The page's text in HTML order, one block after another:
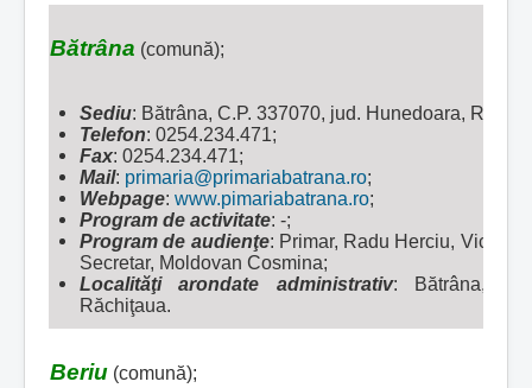
Bătrâna (comună);
Sediu: Bătrâna, C.P. 337070, jud. Hunedoara,
Telefon: 0254.234.471;
Fax: 0254.234.471;
Mail: primaria@primariabatrana.ro;
Webpage: www.pimariabatrana.ro;
Program de activitate: -;
Program de audienţe: Primar, Radu Herciu,
Secretar, Moldovan Cosmina;
Localităţi arondate administrativ:
Bătrâna,
Răchiţaua.
Beriu (comună);